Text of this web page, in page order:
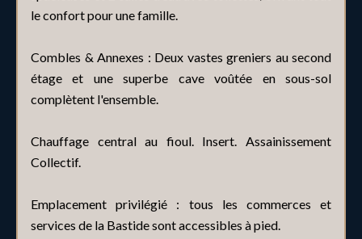
le confort pour une famille.
Combles & Annexes : Deux vastes greniers au second
étage et une superbe cave voûtée en sous-sol
complètent l'ensemble.
Chauffage central au fioul. Insert. Assainissement
Collectif.
Emplacement privilégié : tous les commerces et
services de la Bastide sont accessibles à pied.